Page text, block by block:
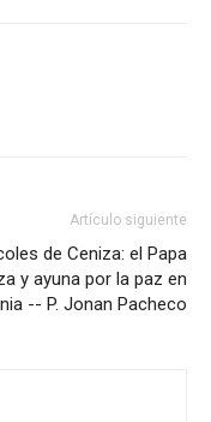
Artículo siguiente
de Ceniza: el Papa
y ayuna por la paz en
-- P. Jonan Pacheco